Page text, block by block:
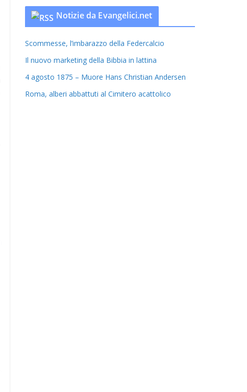
t
o
r
e
Notizie da Evangelici.net
Scommesse, l’imbarazzo della Federcalcio
Il nuovo marketing della Bibbia in lattina
4 agosto 1875 – Muore Hans Christian Andersen
Roma, alberi abbattuti al Cimitero acattolico